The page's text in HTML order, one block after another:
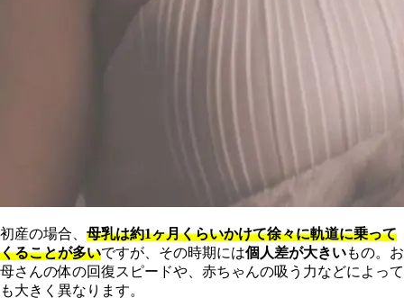
初産の場合、 母乳は約1ヶ月くらいかけて徐々に軌道に乗って
くることが多いですが、その時期には個人差が大きいもの。お
母さんの体の回復スピードや、赤ちゃんの吸う力などによって
も大きく異なります。